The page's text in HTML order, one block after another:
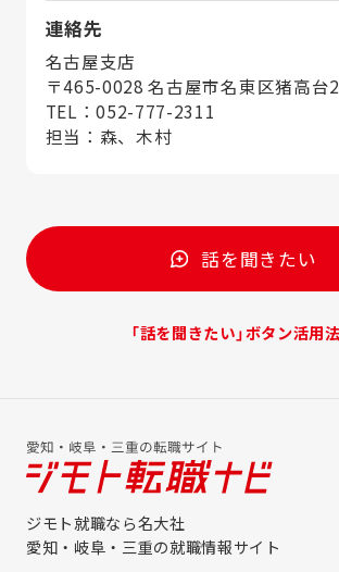
連絡先
名古屋支店
〒465-0028 名古屋市名東区猪高台
TEL：052-777-2311
担当：森、木村
話を聞きたい
「話を聞きたい」ボタン活用
ジモト就職なら名大社
愛知・岐阜・三重の就職情報サイト